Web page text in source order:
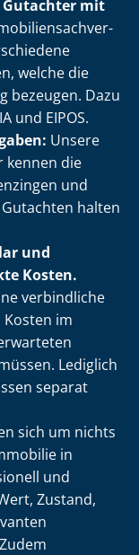
mit
welche die
bezeugen. Dazu
und EIPOS.
Unsere
kennen die
und
halten
und
Kosten.
verbindliche
im
Lediglich
separat
sich um nichts
in
und
Zustand,